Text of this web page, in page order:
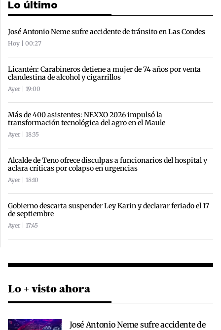
Lo último
José Antonio Neme sufre accidente de tránsito en Las Condes
Hoy | 00:27
Licantén: Carabineros detiene a mujer de 74 años por venta
clandestina de alcohol y cigarrillos
Ayer | 19:00
Más de 400 asistentes: NEXXO 2026 impulsó la
transformación tecnológica del agro en el Maule
Ayer | 18:35
Alcalde de Teno ofrece disculpas a funcionarios del hospital y
aclara críticas por colapso en urgencias
Ayer | 18:10
Gobierno descarta suspender Ley Karin y declarar feriado el 17
de septiembre
Ayer | 17:45
Lo + visto ahora
José Antonio Neme sufre accidente de